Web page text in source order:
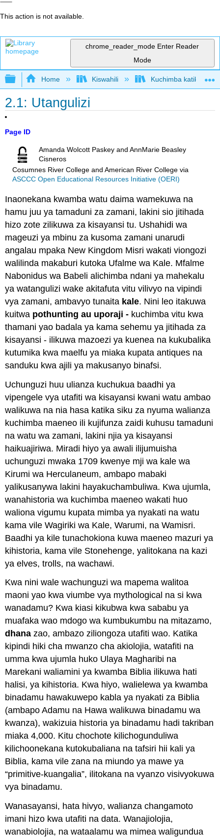
This action is not available.
chrome_reader_mode Enter Reader
Mode
Expand/collapse global hierarchy
Home Kiswahili Kuchimba katika
2.1: Utangulizi
Page ID
Amanda Wolcott Paskey and AnnMarie Beasley
Cisneros
Cosumnes River College and American River Collegevia
ASCCC Open Educational Resources Initiative (OERI)
Inaonekana kwamba watu daima wamekuwa na
hamu juu ya tamaduni za zamani, lakini sio jitihada
hizo zote zilikuwa za kisayansi tu. Ushahidi wa
mageuzi ya mbinu za kusoma zamani unarudi
angalau mpaka New Kingdom Misri wakati viongozi
walilinda makaburi kutoka Ufalme wa Kale. Mfalme
Nabonidus wa Babeli alichimba ndani ya mahekalu
ya watangulizi wake akitafuta vitu vilivyo na vipindi
vya zamani, ambavyo tunaita kale. Nini leo itakuwa
kuitwa pothunting au uporaji - kuchimba vitu kwa
thamani yao badala ya kama sehemu ya jitihada za
kisayansi - ilikuwa mazoezi ya kuenea na kukubalika
kutumika kwa maelfu ya miaka kupata antiques na
sanduku kwa ajili ya makusanyo binafsi.
Uchunguzi huu ulianza kuchukua baadhi ya
vipengele vya utafiti wa kisayansi kwani watu ambao
walikuwa na nia hasa katika siku za nyuma walianza
kuchimba maeneo ili kujifunza zaidi kuhusu tamaduni
na watu wa zamani, lakini njia ya kisayansi
haikuajiriwa. Miradi hiyo ya awali ilijumuisha
uchunguzi mwaka 1709 kwenye mji wa kale wa
Kirumi wa Herculaneum, ambapo mabaki
yalikusanywa lakini hayakuchambuliwa. Kwa ujumla,
wanahistoria wa kuchimba maeneo wakati huo
waliona vigumu kupata mimba ya nyakati na watu
kama vile Wagiriki wa Kale, Warumi, na Wamisri.
Baadhi ya kile tunachokiona kuwa maeneo mazuri ya
kihistoria, kama vile Stonehenge, yalitokana na kazi
ya elves, trolls, na wachawi.
Kwa nini wale wachunguzi wa mapema walitoa
maoni yao kwa viumbe vya mythological na si kwa
wanadamu? Kwa kiasi kikubwa kwa sababu ya
muafaka wao mdogo wa kumbukumbu na mitazamo,
dhana zao, ambazo ziliongoza utafiti wao. Katika
kipindi hiki cha mwanzo cha akiolojia, watafiti na
umma kwa ujumla huko Ulaya Magharibi na
Marekani waliamini ya kwamba Biblia ilikuwa hati
halisi, ya kihistoria. Kwa hiyo, walielewa ya kwamba
binadamu hawakuwepo kabla ya nyakati za Biblia
(ambapo Adamu na Hawa walikuwa binadamu wa
kwanza), wakizuia historia ya binadamu hadi takriban
miaka 4,000. Kitu chochote kilichogunduliwa
kilichoonekana kutokubaliana na tafsiri hii kali ya
Biblia, kama vile zana na miundo ya mawe ya
“primitive-kuangalia”, ilitokana na vyanzo visivyokuwa
vya binadamu.
Wanasayansi, hata hivyo, walianza changamoto
imani hizo kwa utafiti na data. Wanajiolojia,
wanabiolojia, na wataalamu wa mimea waligundua